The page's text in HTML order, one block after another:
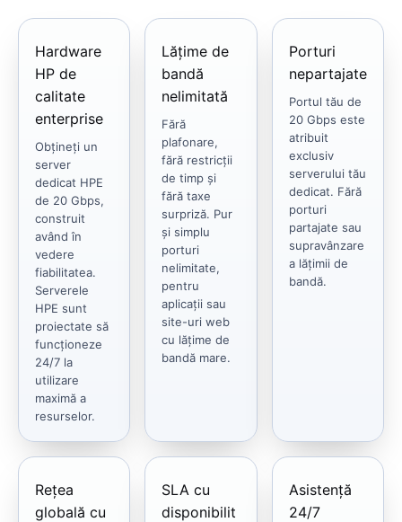
Hardware
HP de
calitate
enterprise
Obțineți un
server
dedicat HPE
de 20 Gbps,
construit
având în
vedere
fiabilitatea.
Serverele
HPE sunt
proiectate să
funcționeze
24/7 la
utilizare
maximă a
resurselor.
Lățime de
bandă
nelimitată
Fără
plafonare,
fără restricții
de timp și
fără taxe
surpriză. Pur
și simplu
porturi
nelimitate,
pentru
aplicații sau
site-uri web
cu lățime de
bandă mare.
Porturi
nepartajate
Portul tău de
20 Gbps este
atribuit
exclusiv
serverului tău
dedicat. Fără
porturi
partajate sau
supravânzare
a lățimii de
bandă.
Rețea
globală cu
SLA cu
disponibilit
Asistență
24/7